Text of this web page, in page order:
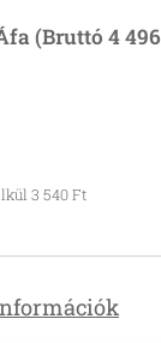
(Bruttó 4
3 540 Ft